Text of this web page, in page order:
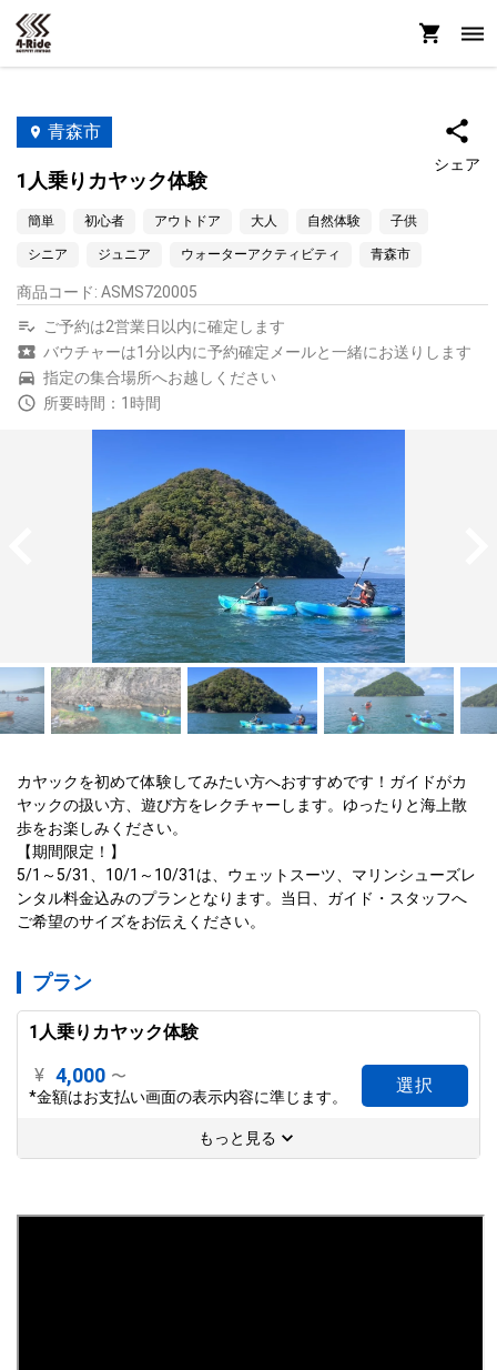
青森市
1人乗りカヤック体験
シェア
簡単 初心者 アウトドア 大人 自然体験 子供
シニア ジュニア ウォーターアクティビティ 青森市
商品コード: ASMS720005
ご予約は2営業日以内に確定します
バウチャーは1分以内に予約確定メールと一緒にお送りします
指定の集合場所へお越しください
所要時間：1時間
カヤックを初めて体験してみたい方へおすすめです！ガイドがカ
ヤックの扱い方、遊び方をレクチャーします。ゆったりと海上散
歩をお楽しみください。
【期間限定！】
5/1～5/31、10/1～10/31は、ウェットスーツ、マリンシューズレ
ンタル料金込みのプランとなります。当日、ガイド・スタッフへ
ご希望のサイズをお伝えください。
プラン
1人乗りカヤック体験
¥ 4,000 〜
*金額はお支払い画面の表示内容に準じます。
選択
もっと見る